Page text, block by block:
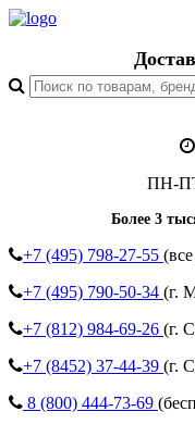
ПН-ПТ
Более 3
+7 (495) 798-27-55
+7 (495) 790-50-34 (г.
+7 (812) 984-69-26 (г.
+7 (8452) 37-44-39 (г.
8 (800) 444-73-69